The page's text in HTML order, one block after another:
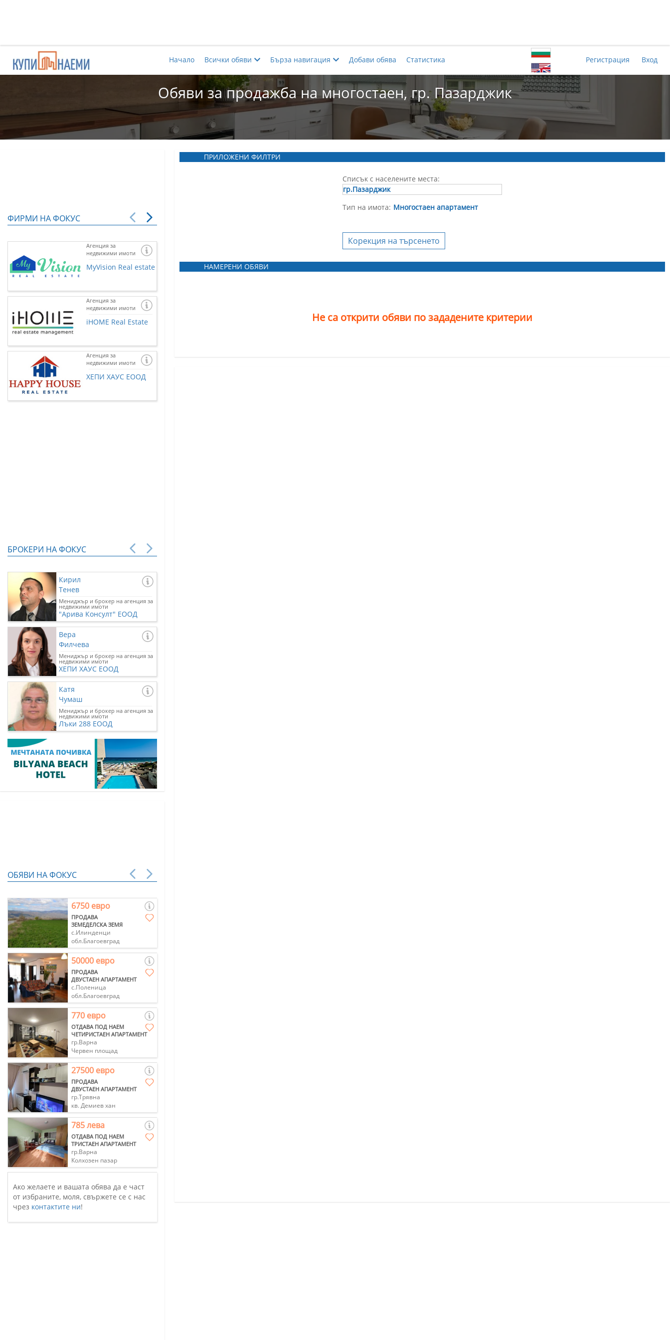
Регистрация Вход
Начало Всички обяви Бърза навигация Добави обява Статистика
Обяви за продажба на многостаен, гр. Пазарджик
ФИРМИ НА ФОКУС
Агенция за
недвижими имоти
MyVision Real estate
Агенция за
недвижими имоти
iHOME Real Estate
Агенция за
недвижими имоти
ХЕПИ ХАУС ЕООД
"Арива Консулт"
БРОКЕРИ НА ФОКУС
Кирил
Тенев
Мениджър и брокер на агенция за
недвижими имоти
"Арива Консулт" ЕООД
Вера
Филчева
Мениджър и брокер на агенция за
недвижими имоти
ХЕПИ ХАУС ЕООД
Катя
Чумаш
Мениджър и брокер на агенция за
недвижими имоти
Лъки 288 ЕООД
ПРИЛОЖЕНИ ФИЛТРИ
Списък с населените места:
гр.Пазарджик
Тип на имота: Многостаен апартамент
Корекция на търсенето
НАМЕРЕНИ ОБЯВИ
Не са открити обяви по зададените критерии
ОБЯВИ НА ФОКУС
6750 евро
ПРОДАВА
ЗЕМЕДЕЛСКА ЗЕМЯ
с.Илинденци
обл.Благоевград
50000 евро
ПРОДАВА
ДВУСТАЕН АПАРТАМЕНТ
с.Поленица
обл.Благоевград
770 евро
ОТДАВА ПОД НАЕМ
ЧЕТИРИСТАЕН АПАРТАМЕНТ
гр.Варна
Червен площад
27500 евро
ПРОДАВА
ДВУСТАЕН АПАРТАМЕНТ
гр.Трявна
кв. Демиев хан
785 лева
ОТДАВА ПОД НАЕМ
ТРИСТАЕН АПАРТАМЕНТ
гр.Варна
Колхозен пазар
Ако желаете и вашата обява да е част
от избраните, моля, свържете се с нас
чрез контактите ни!